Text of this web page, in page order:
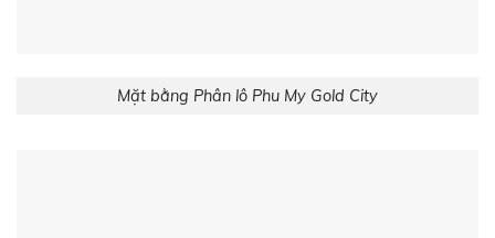
Mặt bằng Phân lô Phu My Gold City